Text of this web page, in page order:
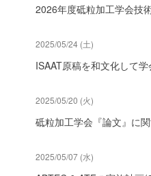
2026年度砥粒加工学会技
2025/05/24 (土)
ISAAT原稿を和文化して
2025/05/20 (火)
砥粒加工学会『論文』に
2025/05/07 (水)